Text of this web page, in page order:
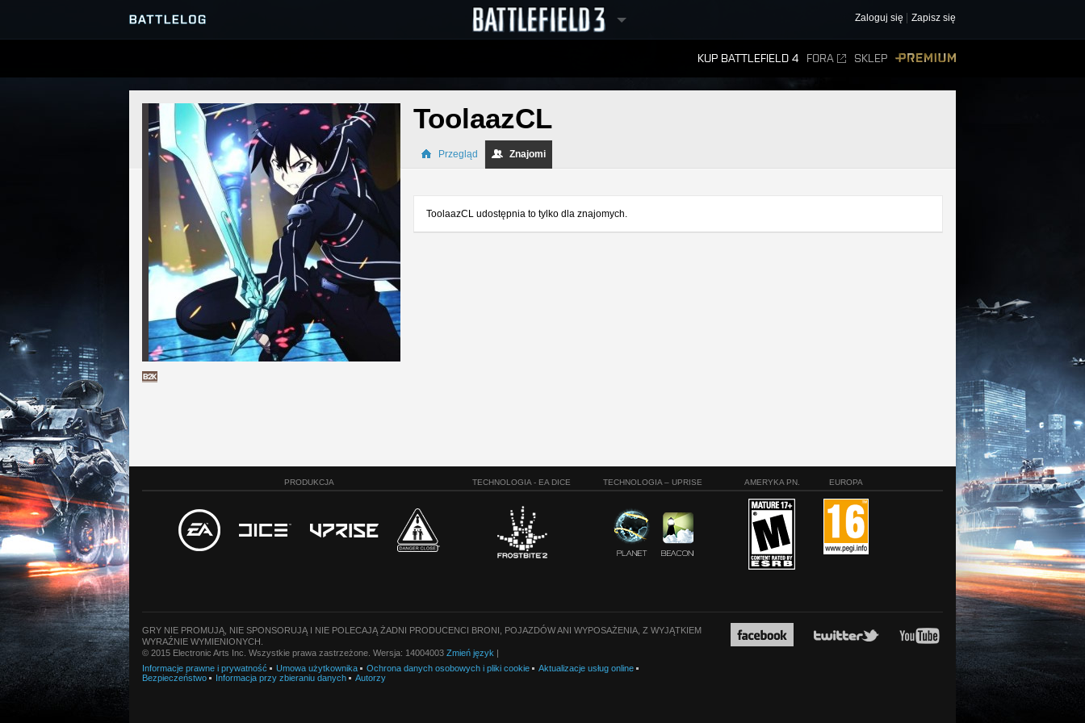
Zaloguj się Zapisz się
KUP BATTLEFIELD 4 FORA SKLEP
PRZEGLĄDARKA SERWERÓW
GRY
RANKINGI
ToolaazCL
Przegląd Znajomi
ToolaazCL udostępnia to tylko dla znajomych.
PRODUKCJA TECHNOLOGIA - EA DICE TECHNOLOGIA – UPRISE AMERYKA PN. EUROPA
GRY NIE PROMUJĄ, NIE SPONSORUJĄ I NIE POLECAJĄ ŻADNI PRODUCENCI BRONI, POJAZDÓW ANI WYPOSAŻENIA, Z WYJĄTKIEM
WYRAŹNIE WYMIENIONYCH.
© 2015 Electronic Arts Inc. Wszystkie prawa zastrzeżone. Wersja: 14004003 Zmień język |
Informacje prawne i prywatność
Umowa użytkownika Ochrona danych osobowych i pliki cookie
Aktualizacje usług online
Bezpieczeństwo
Informacja przy zbieraniu danych Autorzy